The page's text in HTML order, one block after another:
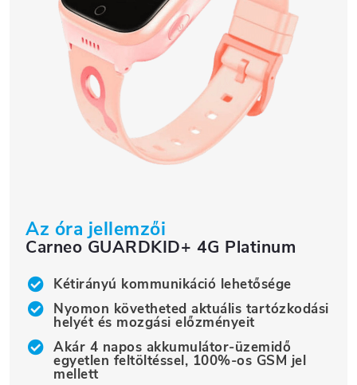
Az óra jellemzői
Carneo GUARDKID+ 4G Platinum
Kétirányú kommunikáció lehetősége
Nyomon követheted aktuális tartózkodási
helyét és mozgási előzményeit
Akár 4 napos akkumulátor-üzemidő
egyetlen feltöltéssel, 100%-os GSM jel
mellett